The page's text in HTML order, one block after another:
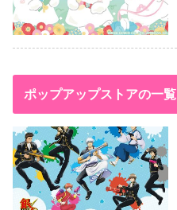
ポップアップストアの一覧